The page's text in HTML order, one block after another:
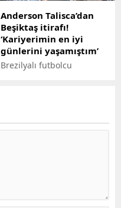
duyurdu.
Anderson Talisca’dan
Beşiktaş itirafı!
‘Kariyerimin en iyi
günlerini yaşamıştım’
Brezilyalı futbolcu
futbolcunun Beşiktaş'la